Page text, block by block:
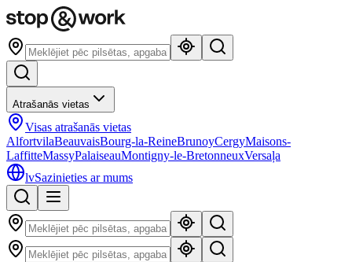
Atrašanās vietas
Visas atrašanās vietas
AlfortvilaBeauvaisBourg-la-ReineBrunoyCergyMaisons-
LaffitteMassyPalaiseauMontigny-le-BretonneuxVersaļa
lvSazinieties ar mums